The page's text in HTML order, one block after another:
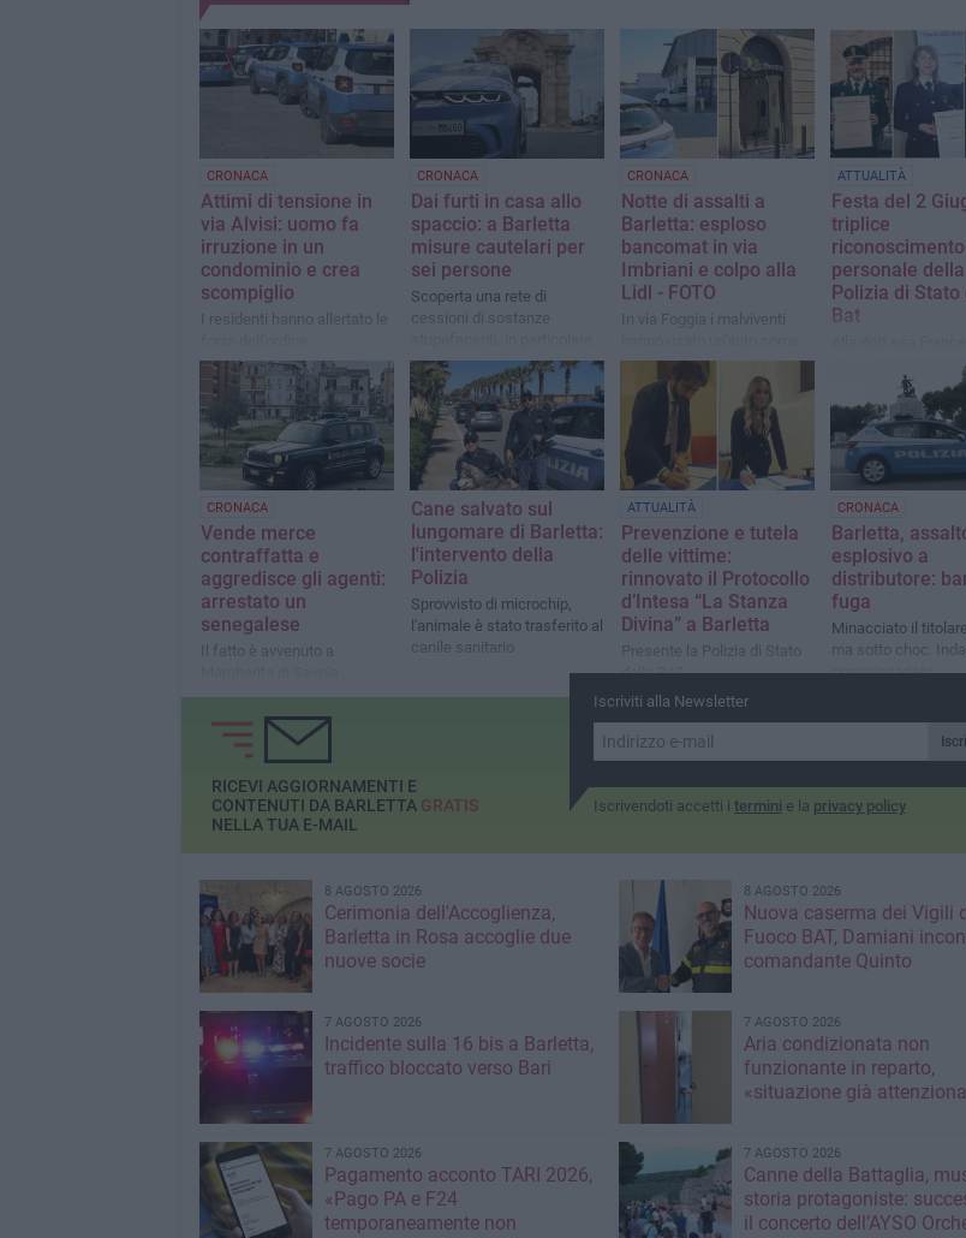
CRONACA
Attimi di tensione in
via Alvisi: uomo fa
irruzione in un
condominio e crea
scompiglio
I residenti hanno allertato le
CRONACA
Dai furti in casa allo
spaccio: a Barletta
misure cautelari per
sei persone
Scoperta una rete di
cessioni di sostanze
cocaina, attiva nel territorio
barlettano
CRONACA
Notte di assalti a
Barletta: esploso
bancomat in via
Imbriani e colpo alla
Lidl - FOTO
In via Foggia i malviventi
ariete
ATTUALITÀ
Festa del 2
triplice
personale della
Polizia di Stato
Bat
Falco si sono
l’Ispettore P.S.
Desiderio Madera
collega in
Nunzio Di Giulio
CRONACA
Vende merce
contraffatta e
aggredisce gli agenti:
arrestato un
senegalese
Il fatto è avvenuto a
Cane salvato sul
lungomare di Barletta:
l'intervento della
Polizia
Sprovvisto di microchip,
l'animale è stato trasferito al
canile sanitario
ATTUALITÀ
Prevenzione e tutela
delle vittime:
rinnovato il Protocollo
d’Intesa “La Stanza
Divina” a Barletta
Presente la Polizia di Stato
della BAT
CRONACA
Barletta,
esplosivo a
distributore:
fuga
Minacciato il
ma sotto choc.
commissariato
Iscriviti alla Newsletter
Iscrivendoti accetti i termini e la privacy policy
RICEVI AGGIORNAMENTI E
CONTENUTI DA BARLETTA GRATIS
NELLA TUA E-MAIL
8 AGOSTO 2026
Cerimonia dell'Accoglienza,
Barletta in Rosa accoglie due
nuove socie
8 AGOSTO 2026
Nuova caserma dei Vigili
Fuoco BAT, Damiani
comandante Quinto
7 AGOSTO 2026
Incidente sulla 16 bis a Barletta,
traffico bloccato verso Bari
7 AGOSTO 2026
Aria condizionata non
funzionante in reparto,
«situazione già
7 AGOSTO 2026
Pagamento acconto TARI 2026,
«Pago PA e F24
temporaneamente non
7 AGOSTO 2026
Canne della Battaglia,
storia protagoniste:
il concerto dell’AYSO